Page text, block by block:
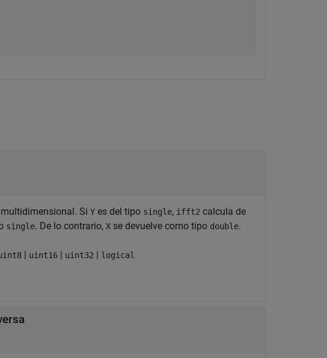
Si Y es del tipo single, ifft2 calcula de
single. De lo contrario, X se devuelve como tipo double.
| uint16 | uint32 | logical